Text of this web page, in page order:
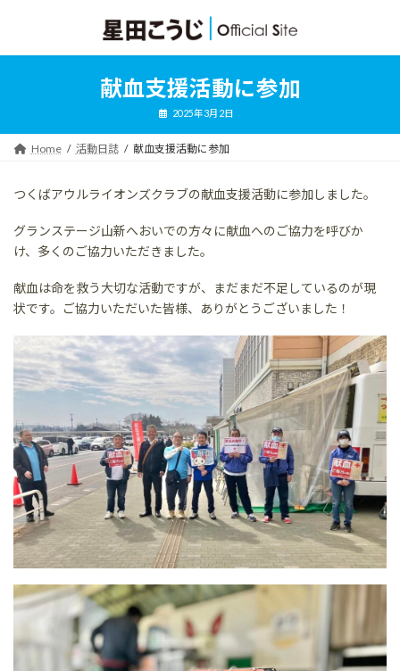
ン
ッ
ー
移
献血支援活動に参加
2025年3月2日
Home 活動日誌 献血支援活動に参加
つくばアウルライオンズクラブの献血支援活動に参加しました。
グランステージ山新へおいでの方々に献血へのご協力を呼びか
け、多くのご協力いただきました。
献血は命を救う大切な活動ですが、まだまだ不足しているのが現
状です。ご協力いただいた皆様、ありがとうございました！